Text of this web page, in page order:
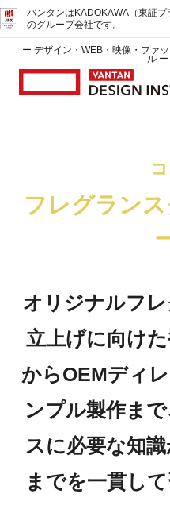
バンタンはKADOKAWA（東証プ
のグループ会社です。
ー デザイン・WEB・映像・ファ
ル ー
フレグラン
オリジナルフ
立上げに向け
からOEMディ
ンプル製作ま
スに必要な知
までを一貫し